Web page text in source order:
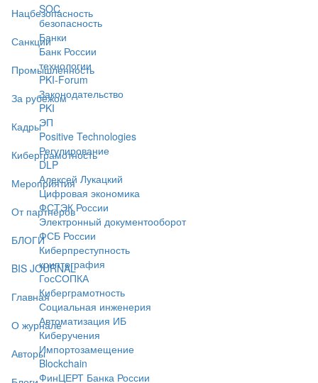
Нацбезопасность
Санкции
Промышленность
За рубежом
Кадры
Киберграмотность
Мероприятия
От партнёров
БЛОГИ
BIS JOURNAL
Главная
О журнале
Авторы
SOC
безопасность
Банки
Банк России
технологии
PKI-Forum
Законодательство
PKI
ЭП
Positive Technologies
Регулирование
DLP
Алексей Лукацкий
Цифровая экономика
ФСТЭК России
Электронный документооборот
ФСБ России
Киберпреступность
криптография
ГосСОПКА
Киберграмотность
Социальная инженерия
Автоматизация ИБ
Киберучения
Импортозамещение
Blockchain
ФинЦЕРТ Банка России